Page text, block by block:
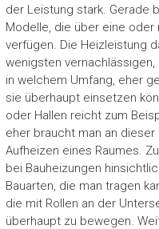
der Leistung stark. Gerade
Modelle, die über eine
verfügen. Die Heizleistung
wenigsten
in welchem Umfang, eher
sie überhaupt einsetzen
oder Hallen reicht zum
eher braucht man an
Aufheizen eines Raumes.
bei Bauheizungen
Bauarten, die man tragen
die mit Rollen an der
überhaupt zu bewegen.